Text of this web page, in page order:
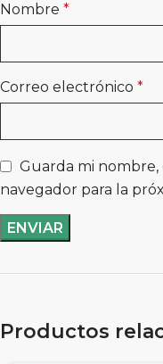
Nombre *
Correo electrónico *
Guarda mi
navegador para la
Productos